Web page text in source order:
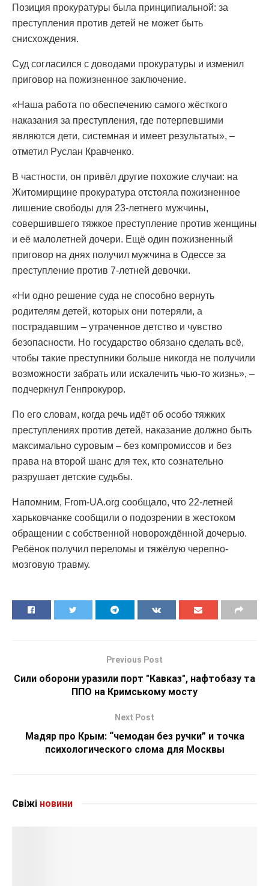
Позиция прокуратуры была принципиальной: за
преступления против детей не может быть
снисхождения.
Суд согласился с доводами прокуратуры и изменил
приговор на пожизненное заключение.
«Наша работа по обеспечению самого жёсткого
наказания за преступления, где потерпевшими
являются дети, системная и имеет результаты», –
отметил Руслан Кравченко.
В частности, он привёл другие похожие случаи: на
Житомирщине прокуратура отстояла пожизненное
лишение свободы для 23-летнего мужчины,
совершившего тяжкое преступление против женщины
и её малолетней дочери. Ещё один пожизненный
приговор на днях получил мужчина в Одессе за
преступление против 7-летней девочки.
«Ни одно решение суда не способно вернуть
родителям детей, которых они потеряли, а
пострадавшим – утраченное детство и чувство
безопасности. Но государство обязано сделать всё,
чтобы такие преступники больше никогда не получили
возможности забрать или искалечить чью-то жизнь», –
подчеркнул Генпрокурор.
По его словам, когда речь идёт об особо тяжких
преступлениях против детей, наказание должно быть
максимально суровым – без компромиссов и без
права на второй шанс для тех, кто сознательно
разрушает детские судьбы.
Напомним, From-UA.org сообщало, что 22-летней
харьковчанке сообщили о подозрении в жестоком
обращении с собственной новорождённой дочерью.
Ребёнок получил переломы и тяжёлую черепно-
мозговую травму.
Previous Post
Сили оборони уразили порт "Кавказ", нафтобазу та
ППО на Кримському мосту
Next Post
Мадяр про Крым: “чемодан без ручки” и точка
психологического слома для Москвы
Свіжі новини